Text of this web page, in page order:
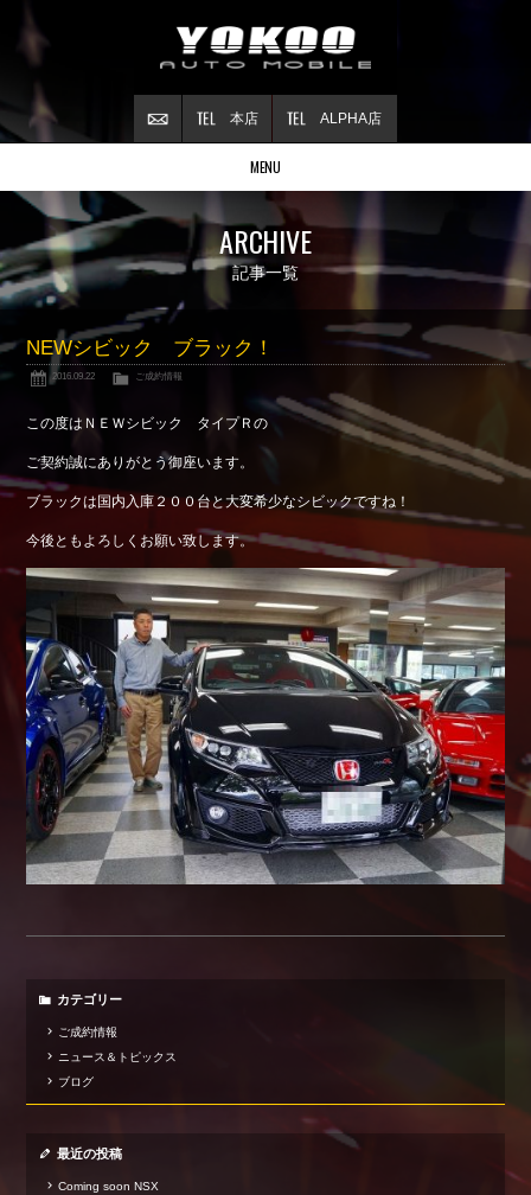
ALPHA店
本店
MENU
Stock list
在庫情報
Contract
ご成約情報
About NSX
NSXについて
Reflesh Plan
Trade in
買取査定
Blog
Shop info.
店舗紹介
Company
会社概要
ARCHIVE
記事一覧
NEWシビック ブラック！
2016.09.22 ご成約情報
この度はＮＥＷシビック タイプＲの
ご契約誠にありがとう御座います。
ブラックは国内入庫２００台と大変希少なシビックですね！
今後ともよろしくお願い致します。
カテゴリー
ご成約情報
ニュース＆トピックス
ブログ
最近の投稿
Coming soon NSX